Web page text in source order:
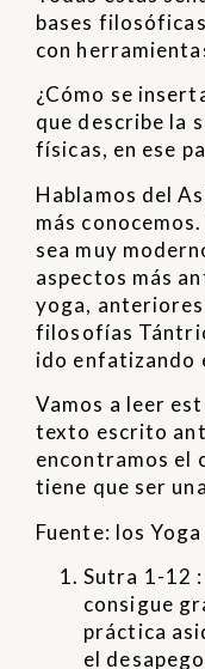
bases
con
¿Cómo se
que describe la
físicas, en ese
Hablamos del
más
sea muy
aspectos más
yoga,
filosofías
ido enfatizando
Vamos a leer
texto escrito
encontramos el
tiene que ser
Fuente: los
Sutra 1-12
consigue
práctica
el